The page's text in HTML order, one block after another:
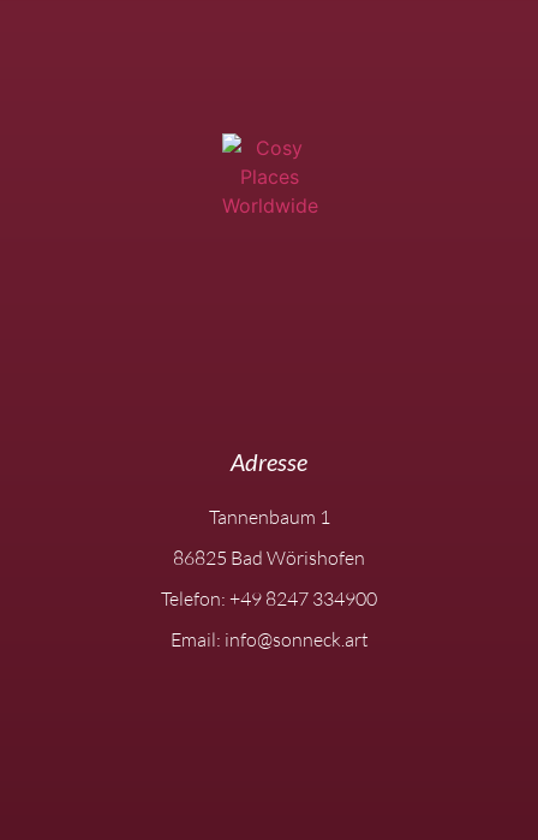
Adresse
Tannenbaum 1
86825 Bad Wörishofen
Telefon: +49 8247 334900
Email: info@sonneck.art